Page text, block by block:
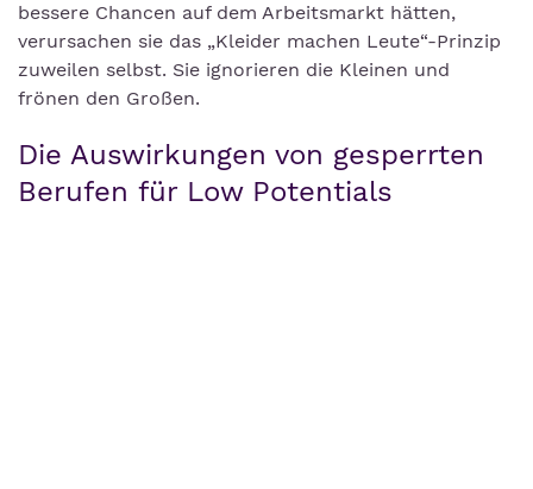
bessere Chancen auf dem Arbeitsmarkt hätten,
verursachen sie das „Kleider machen Leute“-Prinzip
zuweilen selbst. Sie ignorieren die Kleinen und
frönen den Großen.
Die Auswirkungen von gesperrten
Berufen für Low Potentials